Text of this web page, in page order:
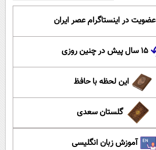
عضویت در اینستاگرام عصر ایران
۱۵ سال پیش در چنین روزی
این لحظه با حافظ
گلستان سعدی
آموزش زبان انگلیسی